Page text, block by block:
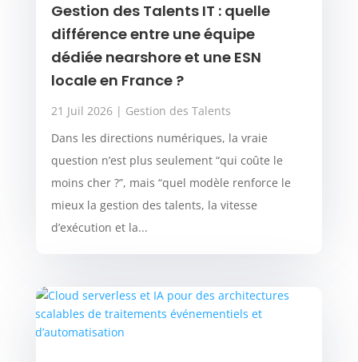
Gestion des Talents IT : quelle
différence entre une équipe
dédiée nearshore et une ESN
locale en France ?
21 Juil 2026| Gestion des Talents
Dans les directions numériques, la vraie
question n’est plus seulement “qui coûte le
moins cher ?”, mais “quel modèle renforce le
mieux la gestion des talents, la vitesse
d’exécution et la...